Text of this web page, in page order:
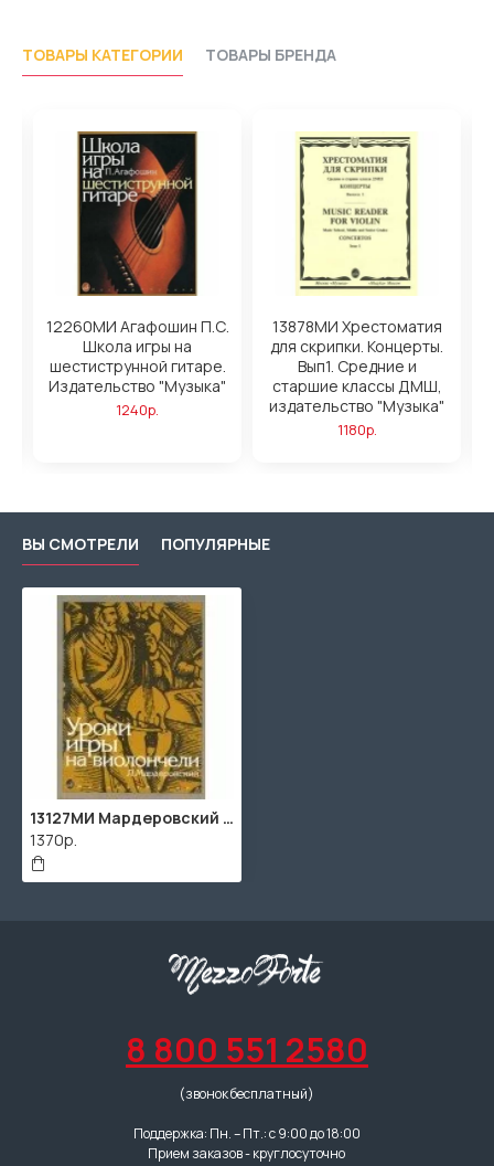
ТОВАРЫ КАТЕГОРИИ ТОВАРЫ БРЕНДА
12260МИ Агафошин П.С.
Школа игры на
шестиструнной гитаре.
Издательство "Музыка"
1240р.
13878МИ Хрестоматия
для скрипки. Концерты.
Вып1. Средние и
старшие классы ДМШ,
издательство "Музыка"
1180р.
ВЫ СМОТРЕЛИ ПОПУЛЯРНЫЕ
13127МИ Мардеровский Л. Уроки игры на виолончели, Издательство «Музыка»
1370р.
8 800 551 2580
(звонок бесплатный)
Поддержка: Пн. – Пт.: с 9:00 до 18:00
Прием заказов - круглосуточно